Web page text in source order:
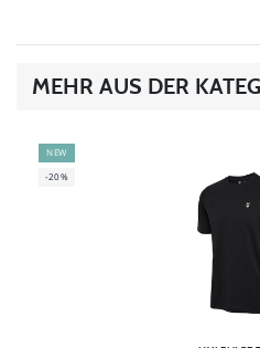
MEHR AUS DER
NEW
-20%